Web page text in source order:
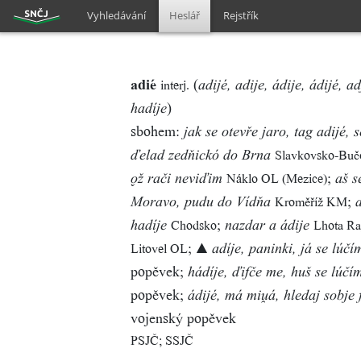
Vyhledávání Heslář Rejstřík
adié interj. (adijé, adije, ádije, ádijé,
hadíje)
sbohem: jak se otevře jaro, tag adijé,
ďelad zedňickó do Brna Slavkovsko-
ž rači neviďim Náklo OL (Mezice); aš
Moravo, pudu do Vídňa Kroměříž KM;
hadíje Chodsko; nazdar a ádije Lhota
Litovel OL; ▲ adíje, paninki, já se
popěvek; hádíje, ďifče me, huš se
popěvek; ádijé, má miá, hledaj sobje
vojenský popěvek
PSJČ; SSJČ